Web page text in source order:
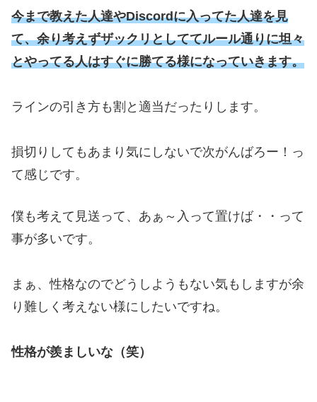
今まで教えた人達やDiscordに入ってた人達を見
て、余り考えずザックリとしててルール通りに坦々
とやってる人はすぐに勝てる様になっていきます。
ラインの引き方も割と適当だったりします。
損切りしてもあまり気にしないで次がんばろー！っ
て感じです。
僕も考えて見送って、あぁ～入って置けば・・って
事が多いです。
まぁ、性格なのでどうしようもない気もしますが余
り難しく考えない様にしたいですね。
性格が羨ましいな（笑）